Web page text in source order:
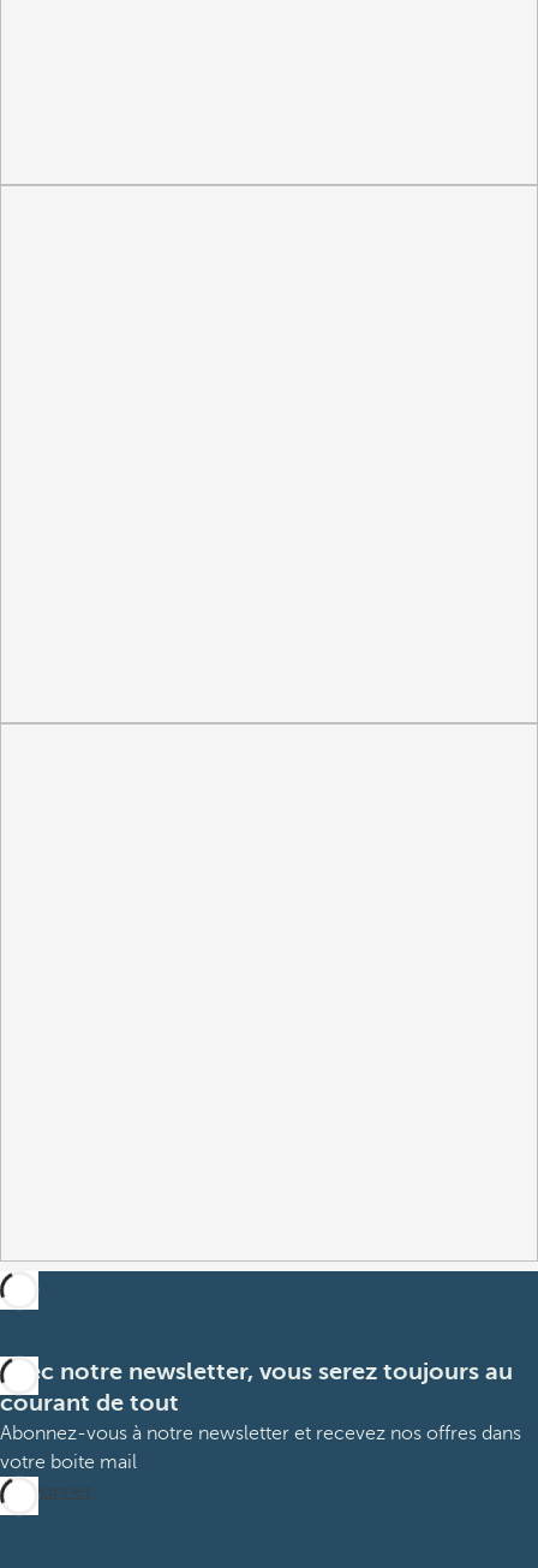
Avec notre newsletter, vous serez toujours au
courant de tout
Abonnez-vous à notre newsletter et recevez nos offres dans
votre boite mail
M’abonner